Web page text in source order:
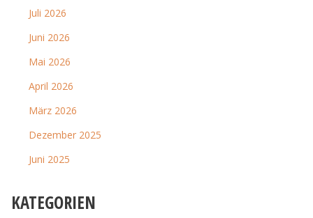
Juli 2026
Juni 2026
Mai 2026
April 2026
März 2026
Dezember 2025
Juni 2025
KATEGORIEN